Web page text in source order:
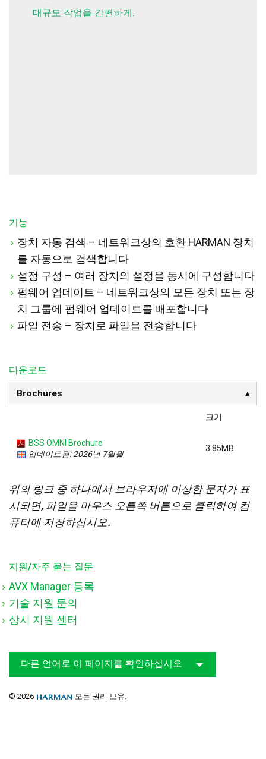
대규모 작업을 간편하게.
기능
장치 자동 검색 – 네트워크상의 호환 HARMAN 장치
를 자동으로 검색합니다
설정 구성 – 여러 장치의 설정을 동시에 구성합니다
펌웨어 업데이트 – 네트워크상의 모든 장치 또는 장
치 그룹에 펌웨어 업데이트를 배포합니다
파일 전송 – 장치로 파일을 전송합니다
다운로드
Brochures
크기
BSS OMNI Brochure
업데이트됨: 2026년 7월월
3.85MB
위의 링크 중 하나에서 브라우저에 이상한 문자가 표
시되면, 파일을 마우스 오른쪽 버튼으로 클릭하여 컴
퓨터에 저장하십시오.
지원/자주 묻는 질문
AVX Manager 등록
기술 지원 문의
상시 지원 센터
다른 언어로 이 페이지를 확인하십시오
© 2026 모든 권리 보유.